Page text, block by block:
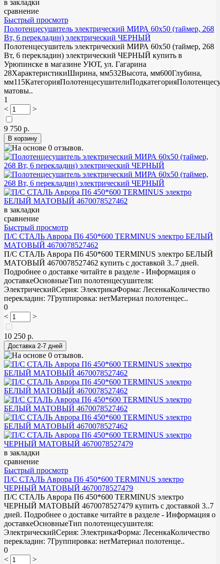
в закладки
сравнение
Быстрый просмотр
Полотенцесушитель электрический МИРА 60х50 (таймер, 268
Вт, 6 перекладин) электрический ЧЕРНЫЙ
Полотенцесушитель электрический МИРА 60х50 (таймер, 268
Вт, 6 перекладин) электрический ЧЕРНЫЙ купить в
Урюпинске в магазине УЮТ, ул. Гагарина
28ХарактеристикиШирина, мм532Высота, мм600Глубина,
матовы..
1
<
>
9 750 р.
в закладки
сравнение
Быстрый просмотр
П/С СТАЛЬ Аврора П6 450*600 TERMINUS электро БЕЛЫЙ
МАТОВЫЙ 4670078527462
П/С СТАЛЬ Аврора П6 450*600 TERMINUS электро БЕЛЫЙ
МАТОВЫЙ 4670078527462 купить с доставкой 3..7 дней.
Подробнее о доставке читайте в разделе - Информация о
доставкеОсновныеТип полотенцесушителя:
ЭлектрическийСерия: ЭлектрикаФорма: ЛесенкаКоличество
перекладин: 7Группировка: нетМатериал полотенцес..
0
<
>
10 250 р.
в закладки
сравнение
Быстрый просмотр
П/С СТАЛЬ Аврора П6 450*600 TERMINUS электро
ЧЕРНЫЙ МАТОВЫЙ 4670078527479
П/С СТАЛЬ Аврора П6 450*600 TERMINUS электро
ЧЕРНЫЙ МАТОВЫЙ 4670078527479 купить с доставкой 3..7
дней. Подробнее о доставке читайте в разделе - Информация о
доставкеОсновныеТип полотенцесушителя:
ЭлектрическийСерия: ЭлектрикаФорма: ЛесенкаКоличество
перекладин: 7Группировка: нетМатериал полотенце..
0
<
>